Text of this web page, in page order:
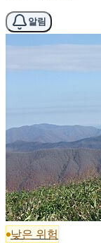
알림
낮은 위험